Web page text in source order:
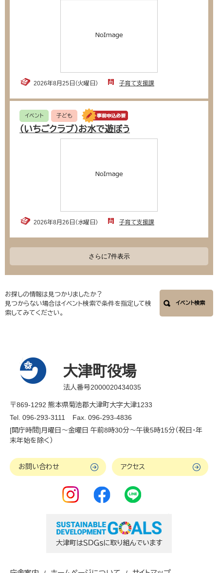
2026年8月25日（火曜日） 子育て支援課
イベント 子ども
（いちごクラブ）お水で遊ぼう
2026年8月26日（水曜日） 子育て支援課
さらに7件表示
お探しの情報は見つかりましたか？
見つからない場合はイベント検索で条件を指定して検
索してみてください。
イベント検索
大津町役場
法人番号2000020434035
〒869-1292 熊本県菊池郡大津町大字大津1233
Tel. 096-293-3111
Fax. 096-293-4836
[開庁時間]月曜日～金曜日 午前8時30分～午後5時15分（祝日・年
末年始を除く）
お問い合わせ アクセス